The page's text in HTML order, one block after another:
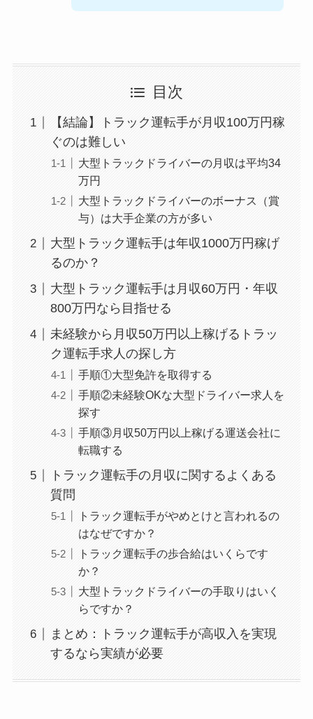
目次
【結論】トラック運転手が月収100万円稼
ぐのは難しい
大型トラックドライバーの月収は平均34
万円
大型トラックドライバーのボーナス（賞
与）は大手企業の方が多い
大型トラック運転手は年収1000万円稼げ
るのか？
大型トラック運転手は月収60万円・年収
800万円なら目指せる
未経験から月収50万円以上稼げるトラッ
ク運転手求人の探し方
手順①大型免許を取得する
手順②未経験OKな大型ドライバー求人を
探す
手順③月収50万円以上稼げる運送会社に
転職する
トラック運転手の月収に関するよくある
質問
トラック運転手がやめとけと言われるの
はなぜですか？
トラック運転手の歩合給はいくらです
か？
大型トラックドライバーの手取りはいく
らですか？
まとめ：トラック運転手が高収入を実現
するなら実績が必要